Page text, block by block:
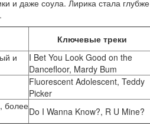
и даже соула. Лирика стала глубже
Ключевые треки
и
I Bet You Look Good on the
Dancefloor, Mardy Bum
Fluorescent Adolescent, Teddy
Picker
болееDo I Wanna Know?, R U Mine?